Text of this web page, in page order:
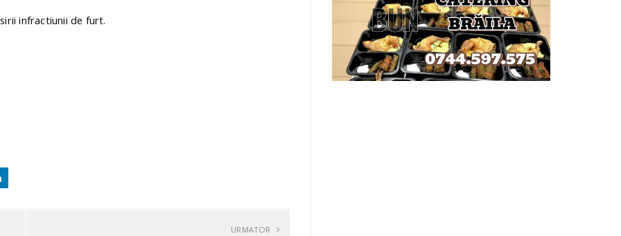
infractiunii de furt.
URMATOR